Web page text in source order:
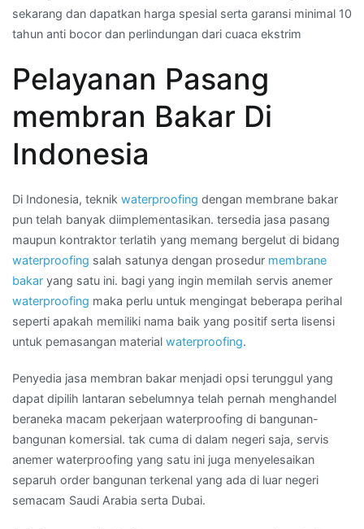
What
App
:
asphal
per
di
Kota
KUNINGAN
BARAT
sekarang dan dapatkan harga spesial serta garansi minimal 10
tahun anti bocor dan perlindungan dari cuaca ekstrim
Pelayanan Pasang
membran Bakar Di
Indonesia
Di Indonesia, teknik waterproofing dengan membrane bakar
pun telah banyak diimplementasikan. tersedia jasa pasang
maupun kontraktor terlatih yang memang bergelut di bidang
waterproofing salah satunya dengan prosedur membrane
bakar yang satu ini. bagi yang ingin memilah servis anemer
waterproofing maka perlu untuk mengingat beberapa perihal
seperti apakah memiliki nama baik yang positif serta lisensi
untuk pemasangan material waterproofing.
Penyedia jasa membran bakar menjadi opsi terunggul yang
dapat dipilih lantaran sebelumnya telah pernah menghandel
beraneka macam pekerjaan waterproofing di bangunan-
bangunan komersial. tak cuma di dalam negeri saja, servis
anemer waterproofing yang satu ini juga menyelesaikan
separuh order bangunan terkenal yang ada di luar negeri
semacam Saudi Arabia serta Dubai.